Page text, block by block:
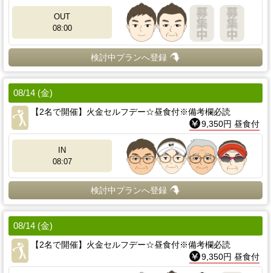
OUT
08:00
検討中プランへ登録
08/14 (金)
【2名で開催】火金セルフデー☆昼食付※備考欄必読
9,350円 昼食付
IN
08:07
検討中プランへ登録
08/14 (金)
【2名で開催】火金セルフデー☆昼食付※備考欄必読
9,350円 昼食付